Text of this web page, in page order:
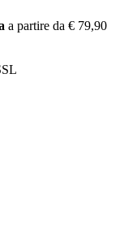
a partire da € 79,90